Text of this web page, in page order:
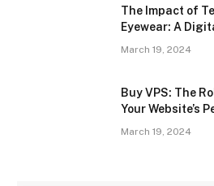
The Impact of
Eyewear: A
March 19, 2024
Buy VPS: The
Your Website’s
March 19, 2024